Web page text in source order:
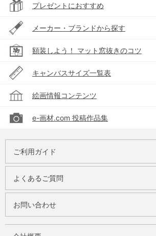
プレゼントにおすすめ
メーカー・ブランドから探す
額装しよう！ マット窓抜きのコツ
キャンバスサイズ一覧表
絵画情報コンテンツ
e-画材.com 投稿作品集
ご利用ガイド
よくあるご質問
お問い合わせ